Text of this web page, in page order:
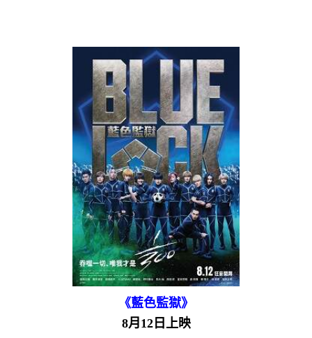
《藍色監獄》
8月12日上映